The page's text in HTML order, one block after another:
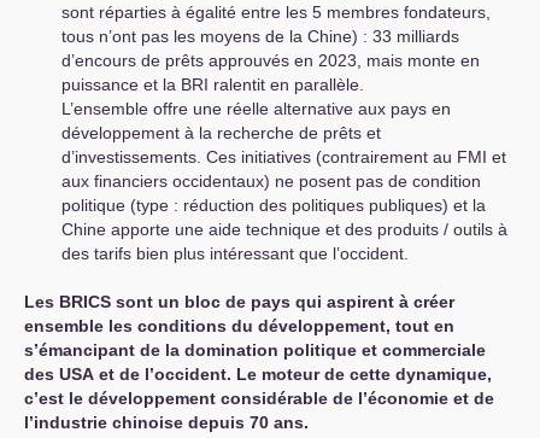
sont réparties à égalité entre les 5 membres fondateurs,
tous n’ont pas les moyens de la Chine) : 33 milliards
d’encours de prêts approuvés en 2023, mais monte en
puissance et la BRI ralentit en parallèle.
L’ensemble offre une réelle alternative aux pays en
développement à la recherche de prêts et
d’investissements. Ces initiatives (contrairement au FMI et
aux financiers occidentaux) ne posent pas de condition
politique (type : réduction des politiques publiques) et la
Chine apporte une aide technique et des produits / outils à
des tarifs bien plus intéressant que l’occident.
Les BRICS sont un bloc de pays qui aspirent à créer
ensemble les conditions du développement, tout en
s’émancipant de la domination politique et commerciale
des USA et de l’occident. Le moteur de cette dynamique,
c’est le développement considérable de l’économie et de
l’industrie chinoise depuis 70 ans.